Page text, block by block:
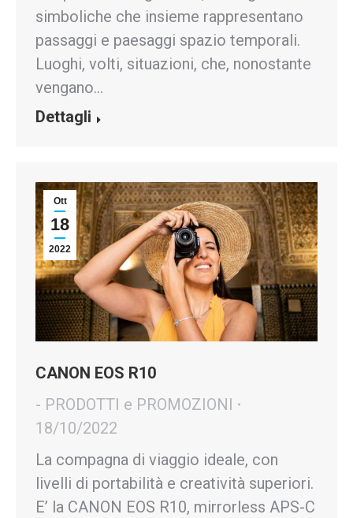
simboliche che insieme rappresentano
passaggi e paesaggi spazio temporali.
Luoghi, volti, situazioni, che, nonostante
vengano…
Dettagli
Ott
18
2022
CANON EOS R10
- PRODOTTI e PROMOZIONI
18/10/2022
La compagna di viaggio ideale, con
livelli di portabilità e creatività superiori.
E’ la CANON EOS R10, mirrorless APS-C